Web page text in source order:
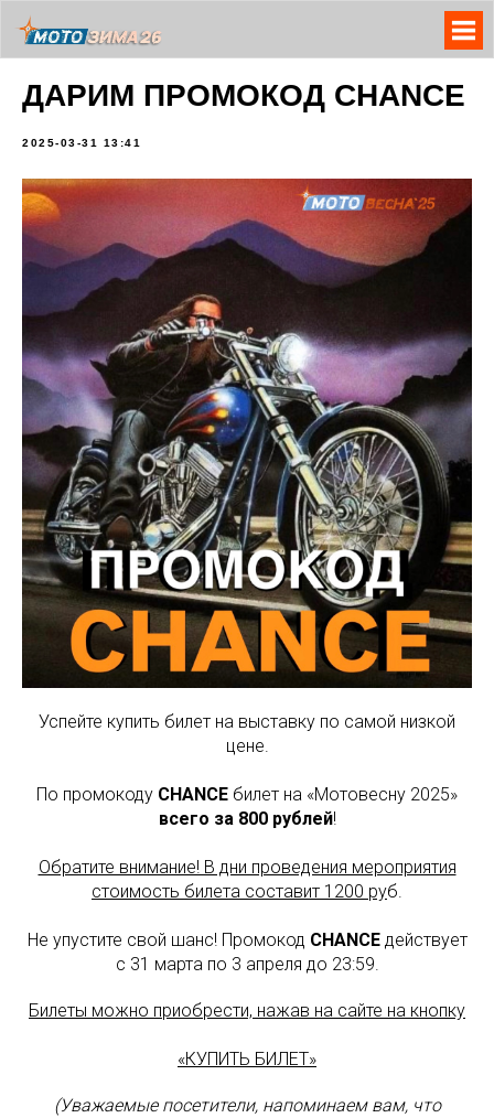
ДАРИМ ПРОМОКОД CHANCE
2025-03-31 13:41
Успейте купить билет на выставку по самой низкой
цене.
По промокоду CHANCE билет на «Мотовесну 2025»
всего за 800 рублей!
Обратите внимание! В дни проведения мероприятия
стоимость билета составит 1200 руб.
Не упустите свой шанс! Промокод CHANCEдействует
с 31 марта по 3 апреля до 23:59.
Билеты можно приобрести, нажав на сайте на кнопку
«КУПИТЬ БИЛЕТ»
(Уважаемые посетители, напоминаем вам, что